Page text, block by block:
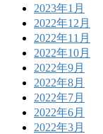
2023年1月
2022年12月
2022年11月
2022年10月
2022年9月
2022年8月
2022年7月
2022年6月
2022年3月